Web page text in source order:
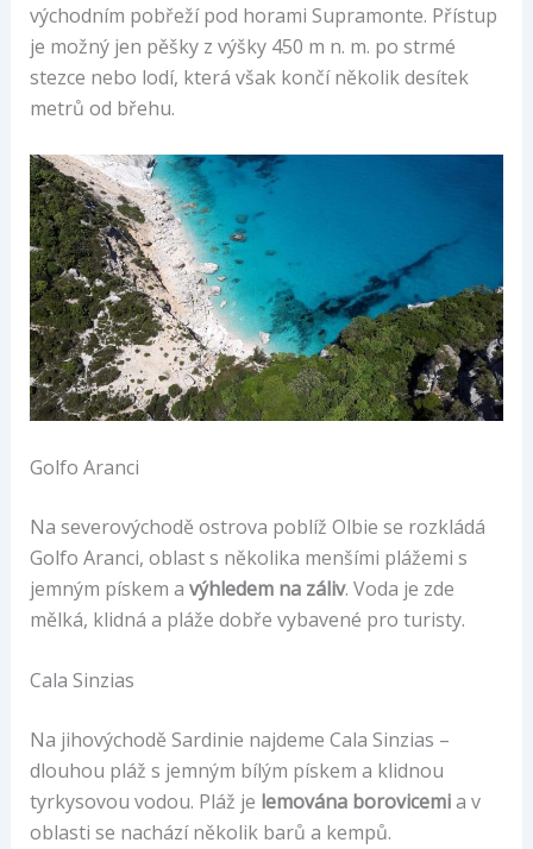
východním pobřeží pod horami Supramonte. Přístup
je možný jen pěšky z výšky 450 m n. m. po strmé
stezce nebo lodí, která však končí několik desítek
metrů od břehu.
Golfo Aranci
Na severovýchodě ostrova poblíž Olbie se rozkládá
Golfo Aranci, oblast s několika menšími plážemi s
jemným pískem a výhledem na záliv. Voda je zde
mělká, klidná a pláže dobře vybavené pro turisty.
Cala Sinzias
Na jihovýchodě Sardinie najdeme Cala Sinzias –
dlouhou pláž s jemným bílým pískem a klidnou
tyrkysovou vodou. Pláž je lemována borovicemia v
oblasti se nachází několik barů a kempů.